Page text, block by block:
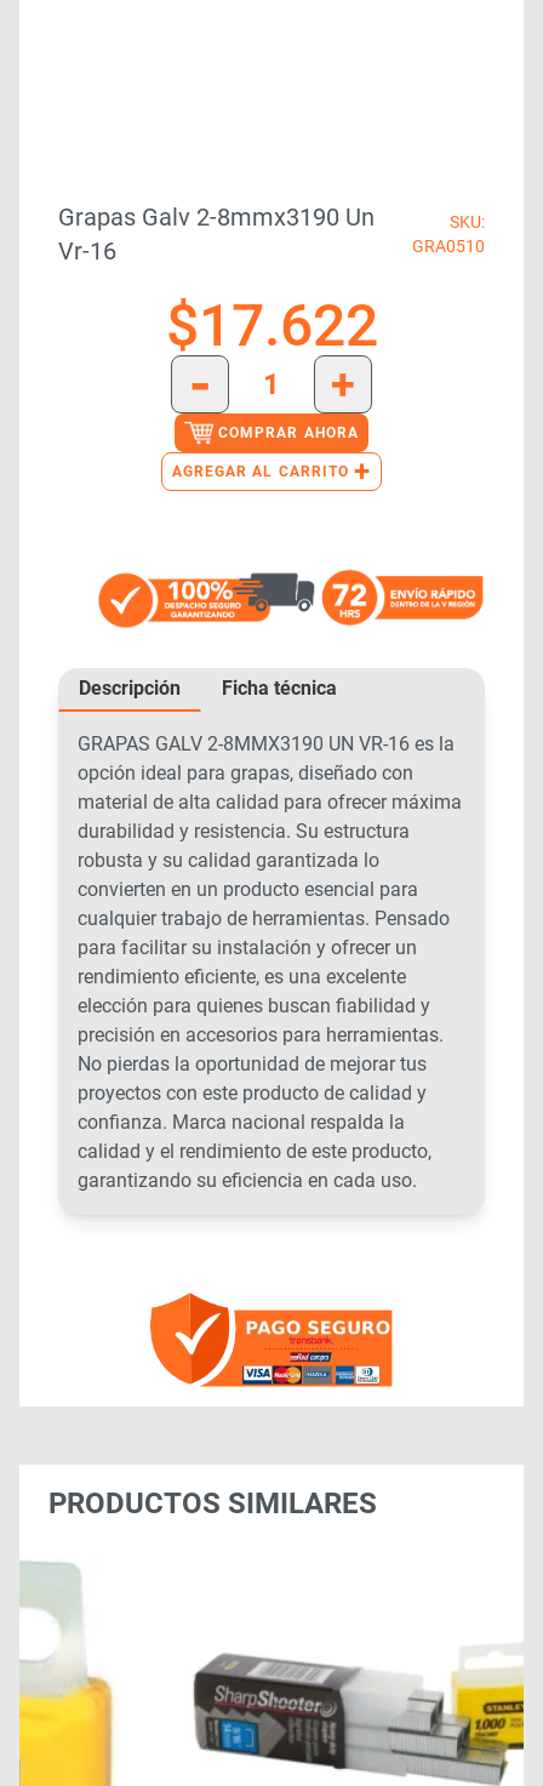
Grapas Galv 2-8mmx3190 Un
Vr-16
SKU:
GRA0510
$17.622
-
+
COMPRAR AHORA
AGREGAR AL CARRITO +
Descripción Ficha técnica
GRAPAS GALV 2-8MMX3190 UN VR-16 es la
opción ideal para grapas, diseñado con
material de alta calidad para ofrecer máxima
durabilidad y resistencia. Su estructura
robusta y su calidad garantizada lo
convierten en un producto esencial para
cualquier trabajo de herramientas. Pensado
para facilitar su instalación y ofrecer un
rendimiento eficiente, es una excelente
elección para quienes buscan fiabilidad y
precisión en accesorios para herramientas.
No pierdas la oportunidad de mejorar tus
proyectos con este producto de calidad y
confianza. Marca nacional respalda la
calidad y el rendimiento de este producto,
garantizando su eficiencia en cada uso.
PRODUCTOS SIMILARES